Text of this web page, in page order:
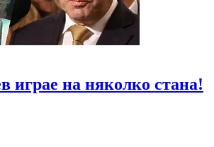
играе на няколко стана!